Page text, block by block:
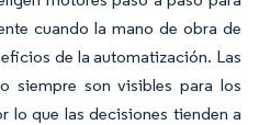
cuando la mano de obra de
de la automatización. Las
siempre son visibles para los
lo que las decisiones tienden a